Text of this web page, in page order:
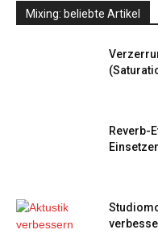
Mixing: beliebte Artikel
Reverb-